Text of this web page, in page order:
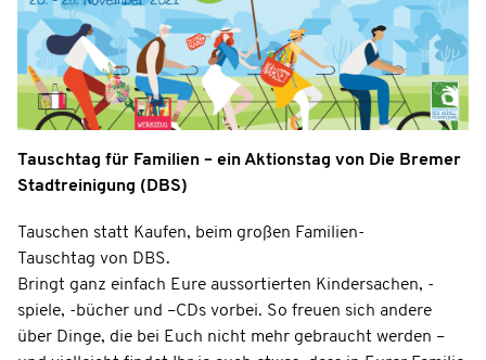
Tauschtag für Familien – ein Aktionstag von Die Bremer
Stadtreinigung (DBS)
Tauschen statt Kaufen, beim großen Familien-
Tauschtag von DBS.
Bringt ganz einfach Eure aussortierten Kindersachen, -
spiele, -bücher und –CDs vorbei. So freuen sich andere
über Dinge, die bei Euch nicht mehr gebraucht werden –